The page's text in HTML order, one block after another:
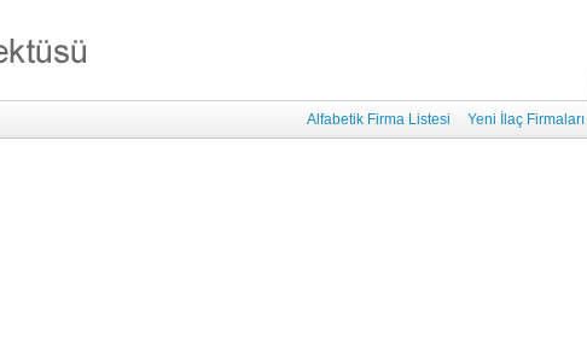
Alfabetik Firma Listesi Yeni İlaç Firmaları